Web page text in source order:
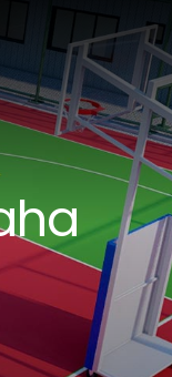
hangi
bir